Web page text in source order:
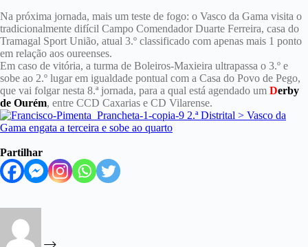
Na próxima jornada, mais um teste de fogo: o Vasco da Gama visita o
tradicionalmente difícil Campo Comendador Duarte Ferreira, casa do
Tramagal Sport União, atual 3.º classificado com apenas mais 1 ponto
em relação aos oureenses.
Em caso de vitória, a turma de Boleiros-Maxieira ultrapassa o 3.º e
sobe ao 2.º lugar em igualdade pontual com a Casa do Povo de Pego,
que vai folgar nesta 8.ª jornada, para a qual está agendado um Derby
de Ourém, entre CCD Caxarias e CD Vilarense.
Partilhar